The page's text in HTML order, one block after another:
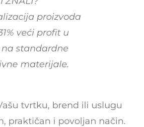
proizvoda
veći profit u
standardne
materijale.
tvrtku, brend ili uslugu
praktičan i povoljan način.